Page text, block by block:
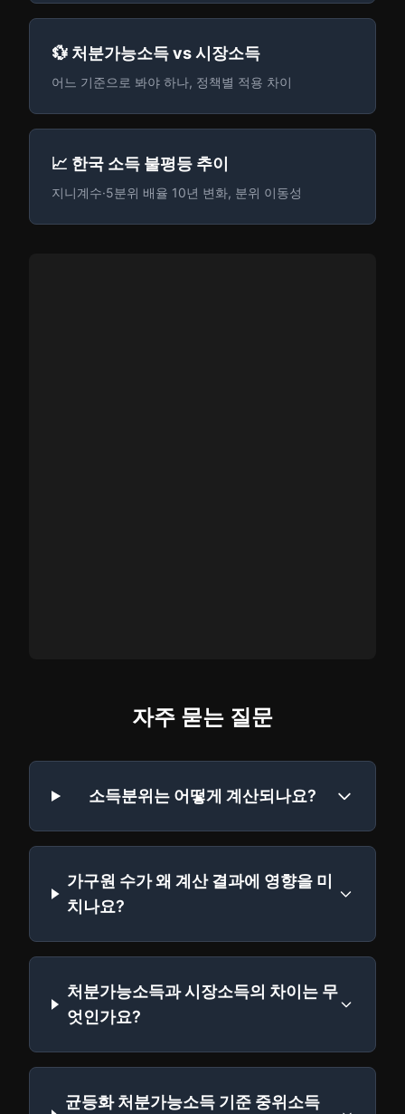
💱 처분가능소득 vs 시장소득
어느 기준으로 봐야 하나, 정책별 적용 차이
📈 한국 소득 불평등 추이
지니계수·5분위 배율 10년 변화, 분위 이동성
자주 묻는 질문
소득분위는 어떻게 계산되나요?
가구원 수가 왜 계산 결과에 영향을 미
치나요?
처분가능소득과 시장소득의 차이는 무
엇인가요?
균등화 처분가능소득 기준 중위소득